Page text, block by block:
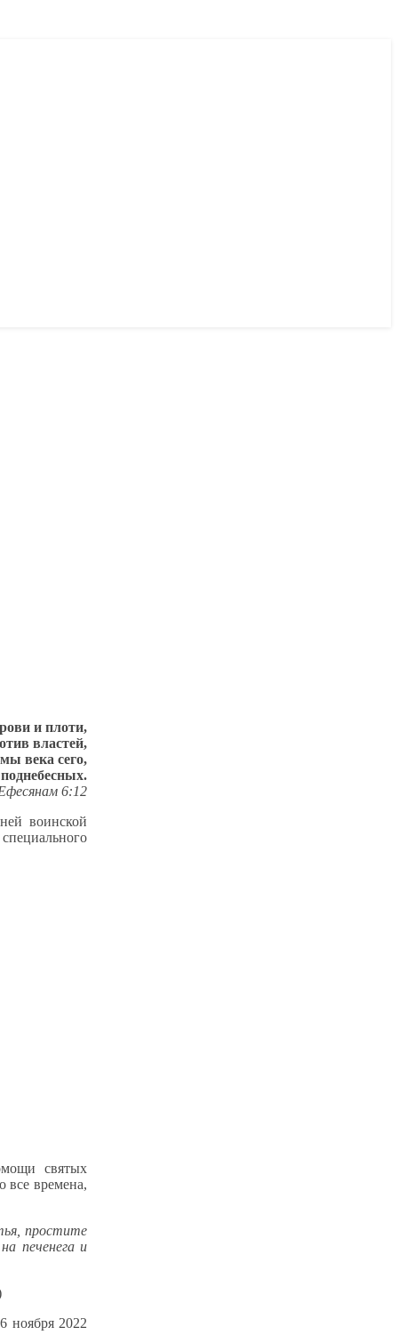
и плоти,
властей,
века сего,
6:12
воинской
святых
все времена,
простите
печенега и
ноября 2022